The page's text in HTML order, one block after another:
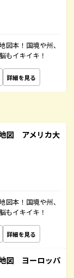
図本！国境や州、
もイキイキ！
詳細を見る
図 アメリカ大
図本！国境や州、
もイキイキ！
詳細を見る
図 ヨーロッパ